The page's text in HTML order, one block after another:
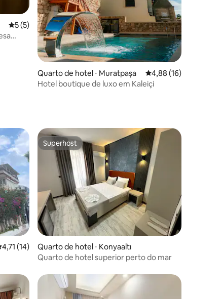
5 de uma avaliação média de 5, 5 avaliações
5 (5)
Quarto de hotel ⋅ Muratpaşa 4,88 de uma
4,88 (16)
Hotel boutique de luxo em Kaleiçi
de uma avaliação média de 5, 14 avaliações
4,71 (14)
Superhost
Superhost
Quarto de hotel ⋅ Konyaaltı
Quarto de hotel superior perto do mar